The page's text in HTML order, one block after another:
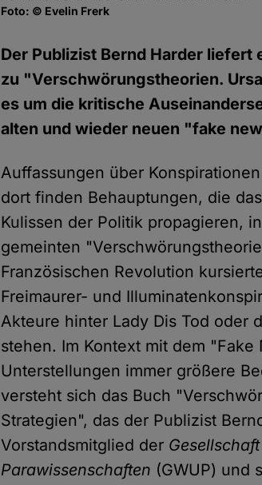
Foto: © Evelin Frerk
Der Publizist Bernd Harder liefert
zu "Verschwörungstheorien.
es um die kritische
alten und wieder neuen "fake
Auffassungen über
dort finden Behauptungen, die
Kulissen der Politik propagieren,
gemeinten
Französischen Revolution
Freimaurer- und
Akteure hinter Lady Dis Tod oder
stehen. Im Kontext mit dem
Unterstellungen immer größere
versteht sich das Buch
Strategien", das der Publizist
Vorstandsmitglied der
Parawissenschaften (GWUP) und